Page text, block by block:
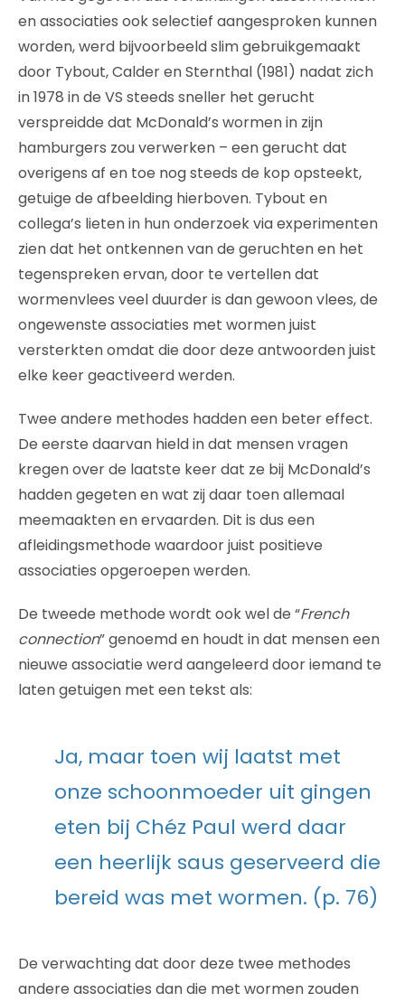
en associaties ook selectief aangesproken kunnen
worden, werd bijvoorbeeld slim gebruikgemaakt
door Tybout, Calder en Sternthal (1981) nadat zich
in 1978 in de VS steeds sneller het gerucht
verspreidde dat McDonald’s wormen in zijn
hamburgers zou verwerken – een gerucht dat
overigens af en toe nog steeds de kop opsteekt,
getuige de afbeelding hierboven. Tybout en
collega’s lieten in hun onderzoek via experimenten
zien dat het ontkennen van de geruchten en het
tegenspreken ervan, door te vertellen dat
wormenvlees veel duurder is dan gewoon vlees, de
ongewenste associaties met wormen juist
versterkten omdat die door deze antwoorden juist
elke keer geactiveerd werden.
Twee andere methodes hadden een beter effect.
De eerste daarvan hield in dat mensen vragen
kregen over de laatste keer dat ze bij McDonald’s
hadden gegeten en wat zij daar toen allemaal
meemaakten en ervaarden. Dit is dus een
afleidingsmethode waardoor juist positieve
associaties opgeroepen werden.
De tweede methode wordt ook wel de “French
connection” genoemd en houdt in dat mensen een
nieuwe associatie werd aangeleerd door iemand te
laten getuigen met een tekst als:
Ja, maar toen wij laatst met
onze schoonmoeder uit gingen
eten bij Chéz Paul werd daar
een heerlijk saus geserveerd die
bereid was met wormen. (p. 76)
De verwachting dat door deze twee methodes
andere associaties dan die met wormen zouden